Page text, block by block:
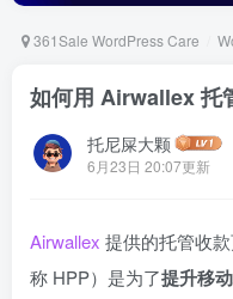
361Sale WordPress Care
如何用 Airwallex 托
托尼屎大颗
6月23日 20:07更新
Airwallex 提供的托管收
称 HPP）是为了提升移